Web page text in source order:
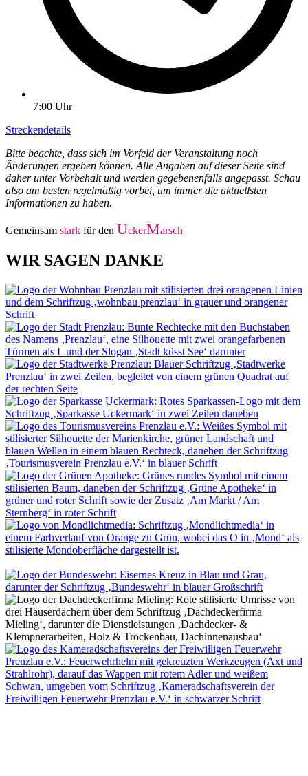
7:00 Uhr
Streckendetails
Bitte beachte, dass sich im Vorfeld der Veranstaltung noch
Änderungen ergeben können. Alle Angaben auf dieser Seite sind
daher unter Vorbehalt und werden gegebenenfalls angepasst. Schau
also am besten regelmäßig vorbei, um immer die aktuellsten
Informationen zu haben.
Gemeinsam stark für den UckerMarsch
WIR SAGEN DANKE